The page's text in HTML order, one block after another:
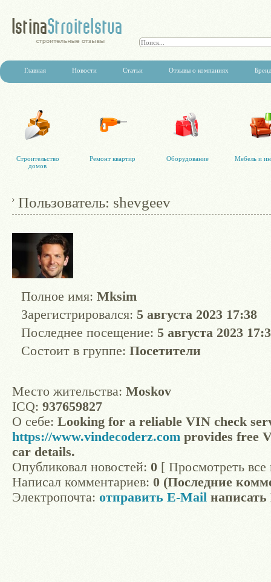
Главная Новости Статьи Отзывы о компаниях
Строительство
домов
Ремонт квартир Оборудование Мебель и
Пользователь: shevgeev
Полное имя: Mksim
Зарегистрировался: 5 августа 2023 17:38
Последнее посещение: 5 августа 2023
Состоит в группе: Посетители
Место жительства: Moskov
ICQ: 937659827
О себе: Looking for a reliable VIN check
https://www.vindecoderz.com provides free
car details.
Опубликовал новостей: 0 [ Просмотреть
Написал комментариев: 0 (Последние
Электропочта: отправить E-Mail